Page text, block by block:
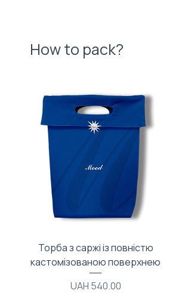
How to pack?
Торба з саржі із повністю
кастомізованою поверхнею
Price
UAH 540.00